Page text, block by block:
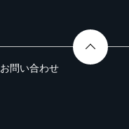
お問い合わせ